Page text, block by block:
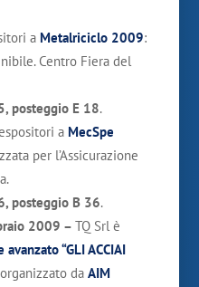
a Metalriciclo 2009:
Centro Fiera del
posteggio E 18.
a MecSpe
per l’Assicurazione
posteggio B 36.
2009 – TQ Srl è
“GLI ACCIAI
da AIM